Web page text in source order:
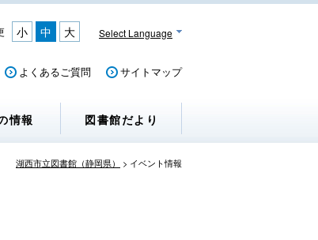
小 中 大 Select Language
よくあるご質問 サイトマップ
情報 図書館だより
湖西市立図書館（静岡県） > イベント情報